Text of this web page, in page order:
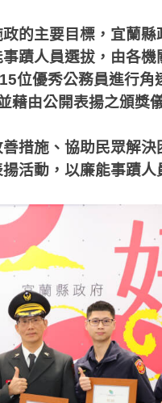
的主要目標，宜蘭縣
蹟人員選拔，由各
位優秀公務員進行角
藉由公開表揚之頒獎
措施、協助民眾解決
活動，以廉能事蹟人